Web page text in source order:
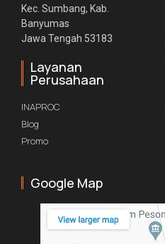
Kec. Sumbang, Kab.
Banyumas
Jawa Tengah 53183
Layanan
Perusahaan
INAPROC
Blog
Promo
Google Map